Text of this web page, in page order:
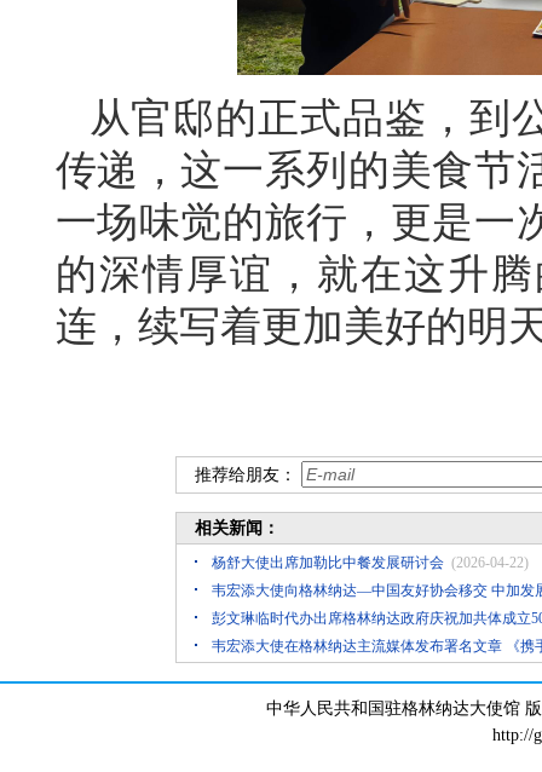
从官邸的正式品鉴，到
传递，这一系列的美食节
一场味觉的旅行，更是一
的深情厚谊，就在这升
连，续写着更加美好的明
推荐给朋友：
相关新闻：
杨舒大使出席加勒比中餐发展研讨会 (2026-04-22)
韦宏添大使向格林纳达—中国友好协会移交 中加发
彭文琳临时代办出席格林纳达政府庆祝加共体成立
韦宏添大使在格林纳达主流媒体发布署名文章 《
中华人民共和国驻格林纳达大使馆
http://